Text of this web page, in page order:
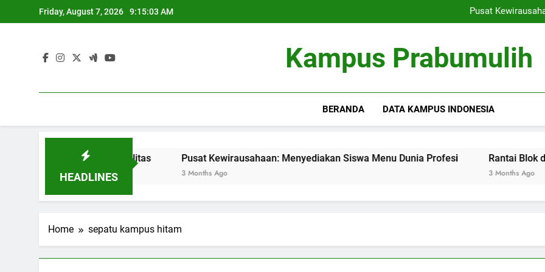
to
Friday, August 7, 2026 9:15:03 AM
Pusat
Rantai Blok dalam
Pusat
Rantai Blok dalam
Kampus Prabumulih
BERANDA DATA KAMPUS INDONESIA
HEADLINES
Pendidikan Berkualitas Pusat Kewirausahaan: Menyediakan Siswa Menu Dunia Profesi
3 Months Ago
Rantai Blok dalam
3 Months Ago
Home sepatu kampus hitam